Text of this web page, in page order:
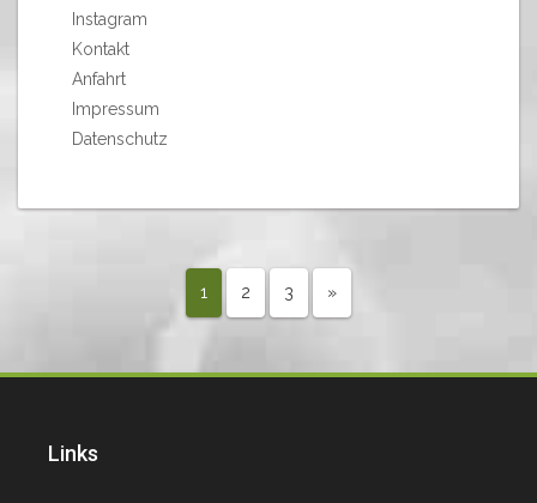
Instagram
Kontakt
Anfahrt
Impressum
Datenschutz
1 2 3 »
Links